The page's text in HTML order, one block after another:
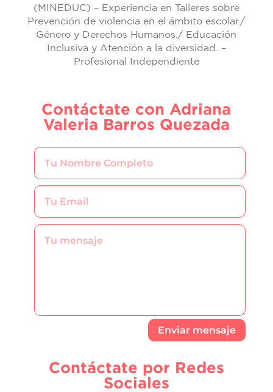
(MINEDUC) – Experiencia en Talleres sobre
Prevención de violencia en el ámbito escolar./
Género y Derechos Humanos./ Educación
Inclusiva y Atención a la diversidad. –
Profesional Independiente
Contáctate con Adriana
Valeria Barros Quezada
Enviar mensaje
Contáctate por Redes
Sociales